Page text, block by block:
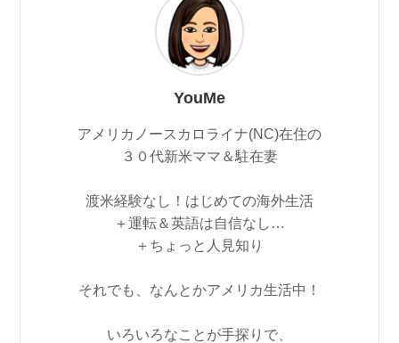
YouMe
アメリカノースカロライナ(NC)在住の
３０代新米ママ＆駐在妻
渡米経験なし！はじめての海外生活
＋運転＆英語は自信なし…
＋ちょっと人見知り
それでも、なんとかアメリカ生活中！
いろいろなことが手探りで、